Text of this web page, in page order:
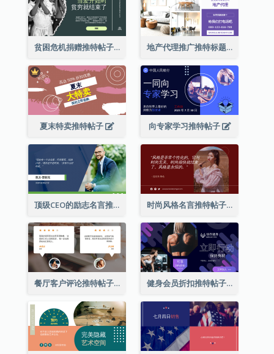
贫困危机捐赠推特帖子 地产代理推广推特标题
夏末特卖推特帖子 向专家学习推特帖子
顶级CEO的励志名言推特帖子 时尚风格名言推特帖子
餐厅客户评论推特帖子 健身会员折扣推特帖子